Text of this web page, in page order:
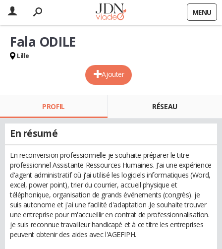
MENU
Ajouter
Fala ODILE
Lille
PROFIL RÉSEAU
En résumé
En reconversion professionnelle je souhaite préparer le titre
professionnel Assistante Ressources Humaines. J'ai une expérience
d'agent administratif où j'ai utilisé les logiciels informatiques (Word,
excel, power point), trier du courrier, accueil physique et
téléphonique, organisation de grands événements (congrès). je
suis autonome et j'ai une facilité d'adaptation .Je souhaite trouver
une entreprise pour m'accueillir en contrat de professionnalisation.
je suis reconnue travailleur handicapé et à ce titre les entreprises
peuvent obtenir des aides avec l'AGEFIPH.